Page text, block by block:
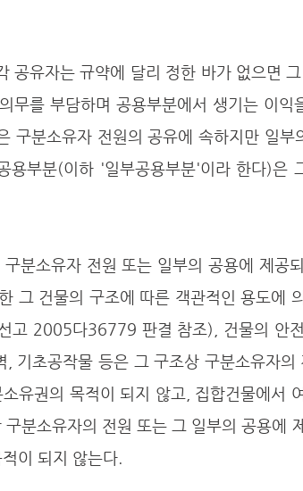
무를 부담하며 공용부분에서 생기는 이익
구분소유자 전원의 공유에 속하지만 일부
용부분(이하 '일부공용부분'이라 한다)은
그 건물의 구조에 따른 객관적인 용도에
고 2005다36779 판결 참조), 건물의 안
기초공작물 등은 그 구조상 구분소유자의
유권의 목적이 되지 않고, 집합건물에서
분소유자의 전원 또는 그 일부의 공용에
이 되지 않는다.